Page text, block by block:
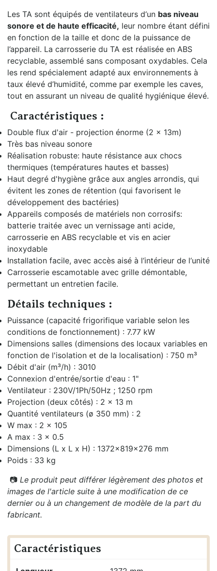
Les TA sont équipés de ventilateurs d‘un bas niveau
sonore et de haute efficacité, leur nombre étant défini
en fonction de la taille et donc de la puissance de
l’appareil. La carrosserie du TA est réalisée en ABS
recyclable, assemblé sans composant oxydables. Cela
les rend spécialement adapté aux environnements à
taux élevé d’humidité, comme par exemple les caves,
tout en assurant un niveau de qualité hygiénique élevé.
Caractéristiques :
Double flux d'air - projection énorme (2 x 13m)
Très bas niveau sonore
Réalisation robuste: haute résistance aux chocs
thermiques (températures hautes et basses)
Haut degré d'hygiène grâce aux angles arrondis, qui
évitent les zones de rétention (qui favorisent le
développement des bactéries)
Appareils composés de matériels non corrosifs:
batterie traitée avec un vernissage anti acide,
carrosserie en ABS recyclable et vis en acier
inoxydable
Installation facile, avec accès aisé à l‘intérieur de l‘unité
Carrosserie escamotable avec grille démontable,
permettant un entretien facile.
Détails techniques :
Puissance (capacité frigorifique variable selon les
conditions de fonctionnement) : 7.77 kW
Dimensions salles (dimensions des locaux variables en
fonction de l'isolation et de la localisation) : 750 m³
Débit d'air (m³/h) : 3010
Connexion d'entrée/sortie d'eau : 1"
Ventilateur : 230V/1Ph/50Hz ; 1250 rpm
Projection (deux côtés) : 2 x 13 m
Quantité ventilateurs (ø 350 mm) : 2
W max : 2 x 105
A max : 3 x 0.5
Dimensions (L x L x H) : 1372x819x276 mm
Poids : 33 kg
📷 Le produit peut différer légèrement des photos et
images de l'article suite à une modification de ce
dernier ou à un changement de modèle de la part du
fabricant.
Caractéristiques